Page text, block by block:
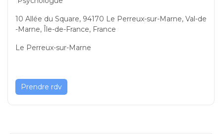
10 Allée du Square, 94170 Le Perreux-sur-Marne, Val-de
-Marne, Île-de-France, France
Le Perreux-sur-Marne
Prendre rdv